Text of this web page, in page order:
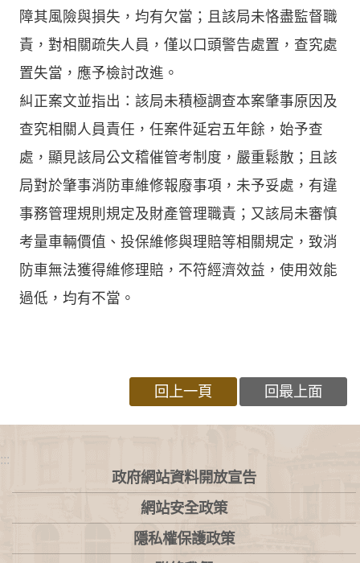
障其風險與損失，均有欠當；且該局未恪盡監督職
責，對相關疏失人員，僅以口頭警告處置，查究處
置失當，應予檢討改進。
糾正案文並指出：該局未積極調查本案肇事原因及
查究相關人員責任，任案件延宕五年餘，始予查
處，顯見該局公文稽催管考制度，嚴重鬆散；且該
局對於肇事消防車維修報廢事項，未予妥處，有違
事務管理規則規定及財產管理職責；又該局未審慎
考量車輛價值、投保維修與理賠等相關規定，致消
防車無法獲得維修理賠，不符經濟效益，使用效能
過低，均有不當。
回上一頁 回最上面
:::
政府網站資料開放宣告
網站安全政策
隱私權保護政策